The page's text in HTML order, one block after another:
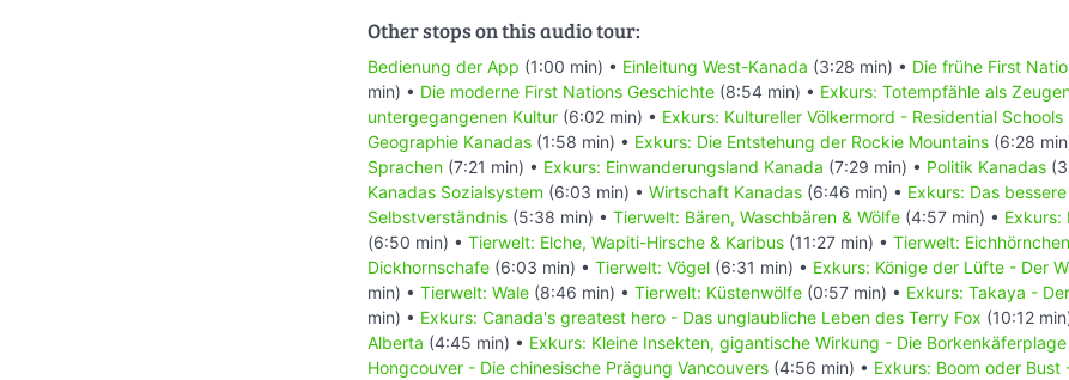
Other stops on this audio tour:
Bedienung der App (1:00 min) • Einleitung West-Kanada (3:28 min) • Die frühe First
min) • Die moderne First Nations Geschichte (8:54 min) • Exkurs: Totempfähle als
untergegangenen Kultur (6:02 min) • Exkurs: Kultureller Völkermord - Residential Schools
Geographie Kanadas (1:58 min) • Exkurs: Die Entstehung der Rockie Mountains (6:28
Sprachen (7:21 min) • Exkurs: Einwanderungsland Kanada (7:29 min) • Politik Kanadas
Kanadas Sozialsystem (6:03 min) • Wirtschaft Kanadas (6:46 min) • Exkurs: Das
Selbstverständnis (5:38 min) • Tierwelt: Bären, Waschbären & Wölfe (4:57 min) • Exkurs:
(6:50 min) • Tierwelt: Elche, Wapiti-Hirsche & Karibus (11:27 min) • Tierwelt:
Dickhornschafe (6:03 min) • Tierwelt: Vögel (6:31 min) • Exkurs: Könige der Lüfte - Der
min) • Tierwelt: Wale (8:46 min) • Tierwelt: Küstenwölfe (0:57 min) • Exkurs: Takaya -
min) • Exkurs: Canada's greatest hero - Das unglaubliche Leben des Terry Fox (10:12
Alberta (4:45 min) • Exkurs: Kleine Insekten, gigantische Wirkung - Die Borkenkäferplage
Hongcouver - Die chinesische Prägung Vancouvers (4:56 min) • Exkurs: Boom oder Bust